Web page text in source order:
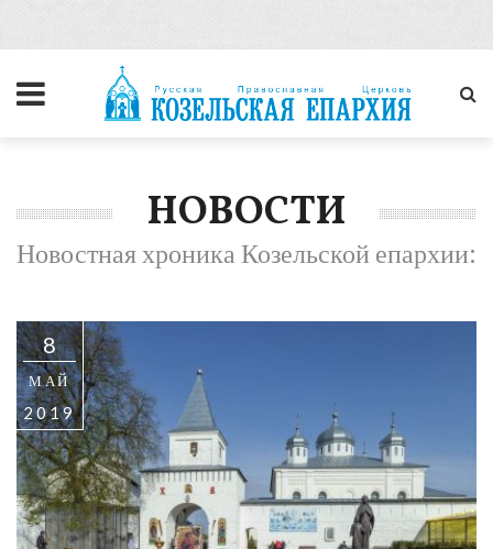
НОВОСТИ
Новостная хроника Козельской епархии:
8
МАЙ
2019